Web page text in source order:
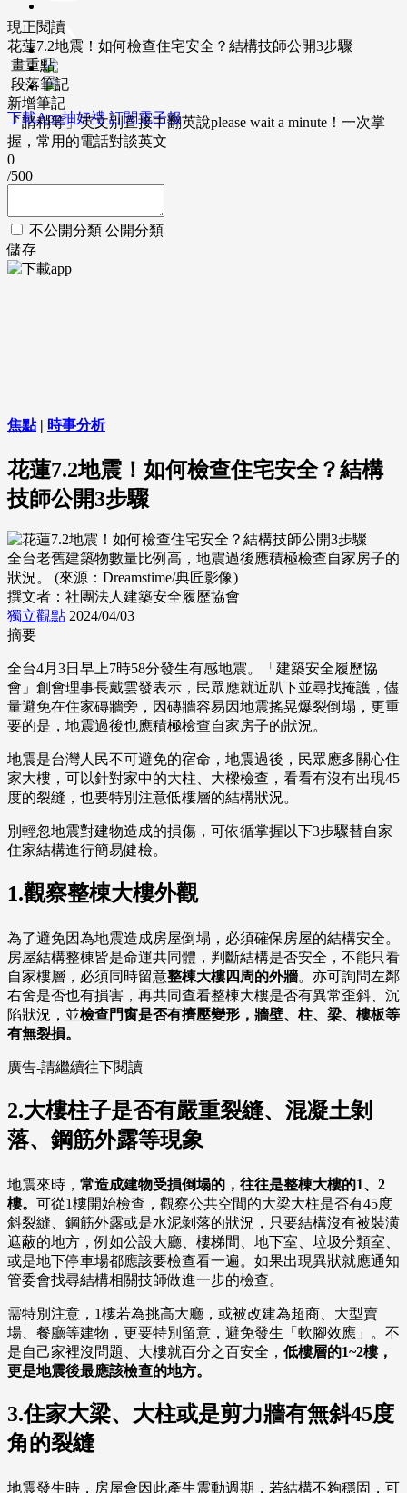
下載App抽好禮 訂閱電子報
現正閱讀
花蓮7.2地震！如何檢查住宅安全？結構技師公開3步驟
畫重點
段落筆記
新增筆記
「請稍等」英文別直接中翻英說please wait a minute！一次掌
握，常用的電話對談英文
0
/500
不公開分類 公開分類
儲存
焦點| 時事分析
花蓮7.2地震！如何檢查住宅安全？結構
技師公開3步驟
全台老舊建築物數量比例高，地震過後應積極檢查自家房子的
狀況。 (來源：Dreamstime/典匠影像)
撰文者：社團法人建築安全履歷協會
獨立觀點 2024/04/03
摘要
全台4月3日早上7時58分發生有感地震。「建築安全履歷協
會」創會理事長戴雲發表示，民眾應就近趴下並尋找掩護，儘
量避免在住家磚牆旁，因磚牆容易因地震搖晃爆裂倒塌，更重
要的是，地震過後也應積極檢查自家房子的狀況。
地震是台灣人民不可避免的宿命，地震過後，民眾應多關心住
家大樓，可以針對家中的大柱、大樑檢查，看看有沒有出現45
度的裂縫，也要特別注意低樓層的結構狀況。
別輕忽地震對建物造成的損傷，可依循掌握以下3步驟替自家
住家結構進行簡易健檢。
1.觀察整棟大樓外觀
為了避免因為地震造成房屋倒塌，必須確保房屋的結構安全。
房屋結構整棟皆是命運共同體，判斷結構是否安全，不能只看
自家樓層，必須同時留意整棟大樓四周的外牆。亦可詢問左鄰
右舍是否也有損害，再共同查看整棟大樓是否有異常歪斜、沉
陷狀況，並檢查門窗是否有擠壓變形，牆壁、柱、梁、樓板等
有無裂損。
廣告-請繼續往下閱讀
2.大樓柱子是否有嚴重裂縫、混凝土剝
落、鋼筋外露等現象
地震來時， 常造成建物受損倒塌的，往往是整棟大樓的1、2
樓。 可從1樓開始檢查，觀察公共空間的大梁大柱是否有45度
斜裂縫、鋼筋外露或是水泥剝落的狀況，只要結構沒有被裝潢
遮蔽的地方，例如公設大廳、樓梯間、地下室、垃圾分類室、
或是地下停車場都應該要檢查看一遍。如果出現異狀就應通知
管委會找尋結構相關技師做進一步的檢查。
需特別注意，1樓若為挑高大廳，或被改建為超商、大型賣
場、餐廳等建物，更要特別留意，避免發生「軟腳效應」。不
是自己家裡沒問題、大樓就百分之百安全， 低樓層的1~2樓，
更是地震後最應該檢查的地方。
3.住家大梁、大柱或是剪力牆有無斜45度
角的裂縫
地震發生時，房屋會因此產生震動週期，若結構不夠穩固，可